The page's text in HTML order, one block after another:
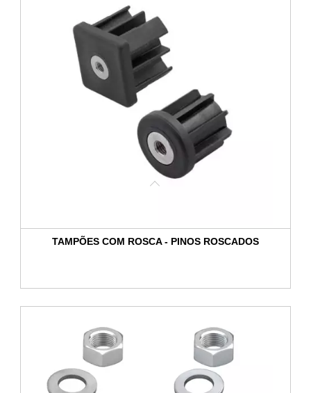
TAMPÕES COM ROSCA - PINOS ROSCADOS